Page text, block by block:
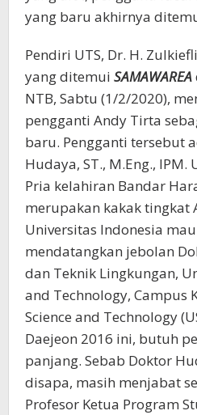
yang baru akhirnya
Pendiri UTS, Dr. H.
yang ditemui SAMAWAREA
NTB, Sabtu (1/2/2020),
pengganti Andy Tirta
baru. Pengganti tersebut
Hudaya, ST., M.Eng.,
Pria kelahiran Bandar
merupakan kakak tingkat
Universitas Indonesia
mendatangkan jebolan
dan Teknik Lingkungan,
and Technology, Campus
Science and Technology
Daejeon 2016 ini, butuh
panjang. Sebab Doktor
disapa, masih menjabat
Profesor Ketua Program